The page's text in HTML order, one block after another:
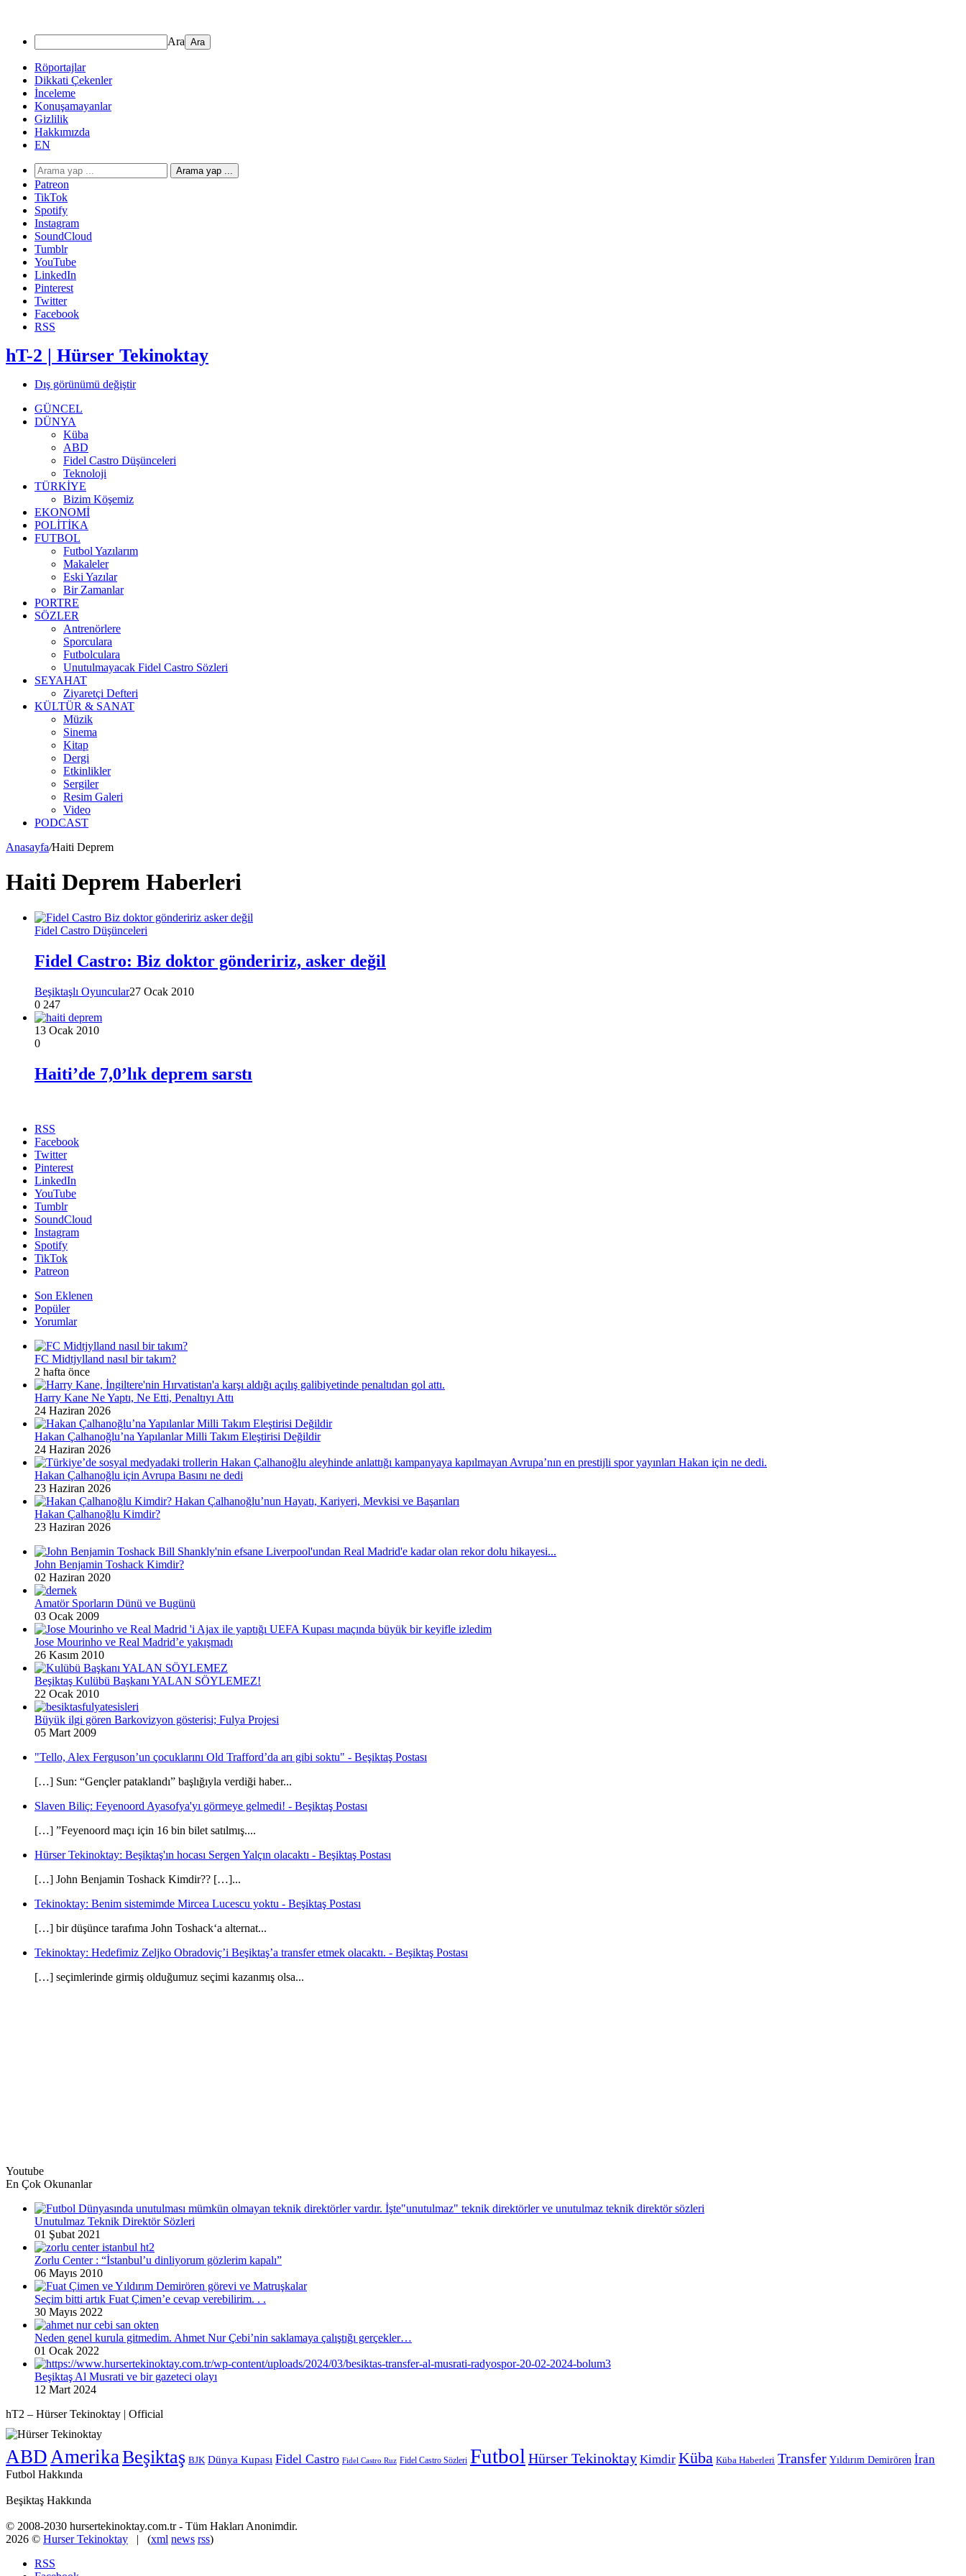
Ara
Röportajlar
Dikkati Çekenler
İnceleme
Konuşamayanlar
Gizlilik
Hakkımızda
EN
Arama yap ...
Patreon
TikTok
Spotify
Instagram
SoundCloud
Tumblr
YouTube
LinkedIn
Pinterest
Twitter
Facebook
RSS
hT-2 | Hürser Tekinoktay
Dış görünümü değiştir
GÜNCEL
DÜNYA
Küba
ABD
Fidel Castro Düşünceleri
Teknoloji
TÜRKİYE
Bizim Köşemiz
EKONOMİ
POLİTİKA
FUTBOL
Futbol Yazılarım
Makaleler
Eski Yazılar
Bir Zamanlar
PORTRE
SÖZLER
Antrenörlere
Sporculara
Futbolculara
Unutulmayacak Fidel Castro Sözleri
SEYAHAT
Ziyaretçi Defteri
KÜLTÜR & SANAT
Müzik
Sinema
Kitap
Dergi
Etkinlikler
Sergiler
Resim Galeri
Video
PODCAST
Anasayfa/Haiti Deprem
Haiti Deprem Haberleri
Fidel Castro Düşünceleri
Fidel Castro: Biz doktor göndeririz, asker değil
Beşiktaşlı Oyuncular27 Ocak 2010
0 247
13 Ocak 2010
0
Haiti’de 7,0’lık deprem sarstı
RSS
Facebook
Twitter
Pinterest
LinkedIn
YouTube
Tumblr
SoundCloud
Instagram
Spotify
TikTok
Patreon
Son Eklenen
Popüler
Yorumlar
FC Midtjylland nasıl bir takım?
2 hafta önce
Harry Kane Ne Yaptı, Ne Etti, Penaltıyı Attı
24 Haziran 2026
Hakan Çalhanoğlu’na Yapılanlar Milli Takım Eleştirisi Değildir
24 Haziran 2026
Hakan Çalhanoğlu için Avrupa Basını ne dedi
23 Haziran 2026
Hakan Çalhanoğlu Kimdir?
23 Haziran 2026
John Benjamin Toshack Kimdir?
02 Haziran 2020
Amatör Sporların Dünü ve Bugünü
03 Ocak 2009
Jose Mourinho ve Real Madrid’e yakışmadı
26 Kasım 2010
Beşiktaş Kulübü Başkanı YALAN SÖYLEMEZ!
22 Ocak 2010
Büyük ilgi gören Barkovizyon gösterisi; Fulya Projesi
05 Mart 2009
"Tello, Alex Ferguson’un çocuklarını Old Trafford’da arı gibi soktu" - Beşiktaş Postası
[…] Sun: “Gençler pataklandı” başlığıyla verdiği haber...
Slaven Biliç: Feyenoord Ayasofya'yı görmeye gelmedi! - Beşiktaş Postası
[…] ”Feyenoord maçı için 16 bin bilet satılmış....
Hürser Tekinoktay: Beşiktaş'ın hocası Sergen Yalçın olacaktı - Beşiktaş Postası
[…] John Benjamin Toshack Kimdir?? […]...
Tekinoktay: Benim sistemimde Mircea Lucescu yoktu - Beşiktaş Postası
[…] bir düşünce tarafıma John Toshack‘a alternat...
Tekinoktay: Hedefimiz Zeljko Obradoviç’i Beşiktaş’a transfer etmek olacaktı. - Beşiktaş Postası
[…] seçimlerinde girmiş olduğumuz seçimi kazanmış olsa...
Youtube
En Çok Okunanlar
Unutulmaz Teknik Direktör Sözleri
01 Şubat 2021
Zorlu Center : “İstanbul’u dinliyorum gözlerim kapalı”
06 Mayıs 2010
Seçim bitti artık Fuat Çimen’e cevap verebilirim. . .
30 Mayıs 2022
Neden genel kurula gitmedim. Ahmet Nur Çebi’nin saklamaya çalıştığı gerçekler…
01 Ocak 2022
Beşiktaş Al Musrati ve bir gazeteci olayı
12 Mart 2024
hT2 – Hürser Tekinoktay | Official
ABD Amerika Beşiktaş BJK Dünya Kupası Fidel Castro Fidel Castro Ruz Fidel Castro Sözleri Futbol Hürser Tekinoktay Kimdir Küba Küba Haberleri Transfer Yıldırım Demirören İran
Futbol Hakkında
Beşiktaş Hakkında
© 2008-2030 hursertekinoktay.com.tr - Tüm Hakları Anonimdir.
2026 © Hurser Tekinoktay | (xml news rss)
RSS